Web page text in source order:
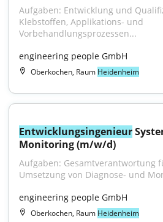
Aufgaben: Entwicklung und
Klebstoffen, Applikations- und
Vorbehandlungsprozessen...
engineering people GmbH
Oberkochen, Raum Heidenheim
Entwicklungsingenieur
Monitoring (m/w/d)
Aufgaben: Gesamtverantwortung
Umsetzung von Diagnose- und
engineering people GmbH
Oberkochen, Raum Heidenheim